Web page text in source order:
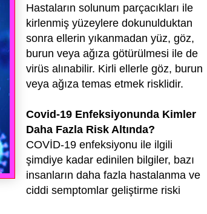
Hastaların solunum parçacıkları ile
kirlenmiş yüzeylere dokunulduktan
sonra ellerin yıkanmadan yüz, göz,
burun veya ağıza götürülmesi ile de
virüs alınabilir. Kirli ellerle göz, burun
veya ağıza temas etmek risklidir.
Covid-19 Enfeksiyonunda Kimler
Daha Fazla Risk Altında?
COVİD-19 enfeksiyonu ile ilgili
şimdiye kadar edinilen bilgiler, bazı
insanların daha fazla hastalanma ve
ciddi semptomlar geliştirme riski